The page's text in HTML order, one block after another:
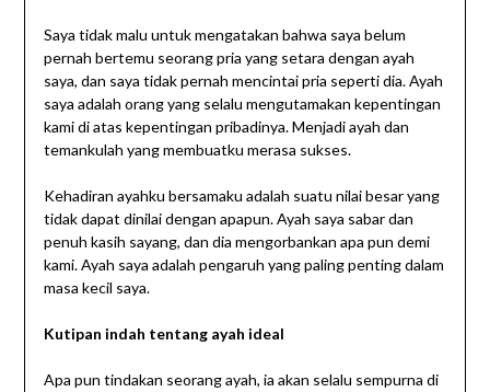
Saya tidak malu untuk mengatakan bahwa saya belum
pernah bertemu seorang pria yang setara dengan ayah
saya, dan saya tidak pernah mencintai pria seperti dia. Ayah
saya adalah orang yang selalu mengutamakan kepentingan
kami di atas kepentingan pribadinya. Menjadi ayah dan
temankulah yang membuatku merasa sukses.
Kehadiran ayahku bersamaku adalah suatu nilai besar yang
tidak dapat dinilai dengan apapun. Ayah saya sabar dan
penuh kasih sayang, dan dia mengorbankan apa pun demi
kami. Ayah saya adalah pengaruh yang paling penting dalam
masa kecil saya.
Kutipan indah tentang ayah ideal
Apa pun tindakan seorang ayah, ia akan selalu sempurna di